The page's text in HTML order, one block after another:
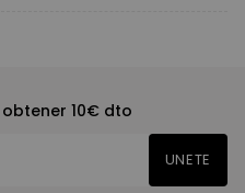
10€ dto
UNETE